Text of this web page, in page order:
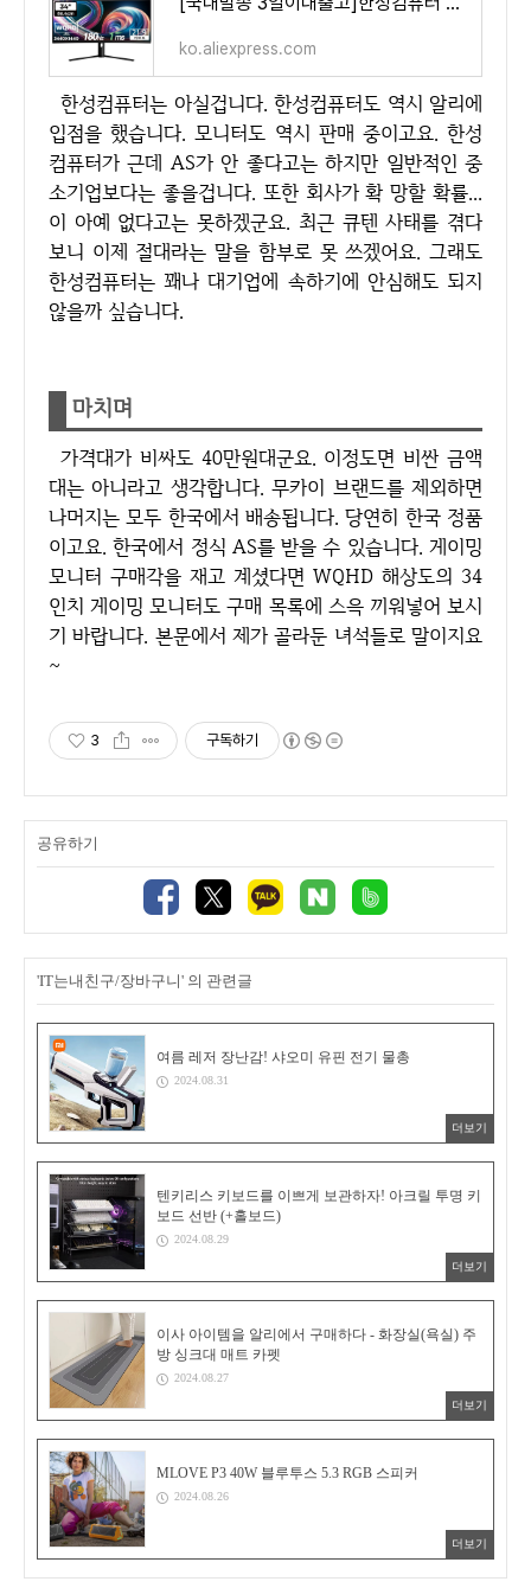
ko.aliexpress.com
한성컴퓨터는 아실겁니다. 한성컴퓨터도 역시 알리에
입점을 했습니다. 모니터도 역시 판매 중이고요. 한성
컴퓨터가 근데 AS가 안 좋다고는 하지만 일반적인 중
소기업보다는 좋을겁니다. 또한 회사가 확 망할 확률...
이 아예 없다고는 못하겠군요. 최근 큐텐 사태를 겪다
보니 이제 절대라는 말을 함부로 못 쓰겠어요. 그래도
한성컴퓨터는 꽤나 대기업에 속하기에 안심해도 되지
않을까 싶습니다.
마치며
가격대가 비싸도 40만원대군요. 이정도면 비싼 금액
대는 아니라고 생각합니다. 무카이 브랜드를 제외하면
나머지는 모두 한국에서 배송됩니다. 당연히 한국 정품
이고요. 한국에서 정식 AS를 받을 수 있습니다. 게이밍
모니터 구매각을 재고 계셨다면 WQHD 해상도의 34
인치 게이밍 모니터도 구매 목록에 스윽 끼워넣어 보시
기 바랍니다. 본문에서 제가 골라둔 녀석들로 말이지요
~
3 구독하기
공유하기
'IT는내친구/장바구니' 의 관련글
여름 레저 장난감! 샤오미 유핀 전기 물총
2024.08.31
더보기
텐키리스 키보드를 이쁘게 보관하자! 아크릴 투명 키
보드 선반 (+홀보드)
2024.08.29
더보기
이사 아이템을 알리에서 구매하다 - 화장실(욕실) 주
방 싱크대 매트 카펫
2024.08.27
더보기
MLOVE P3 40W 블루투스 5.3 RGB 스피커
2024.08.26
더보기